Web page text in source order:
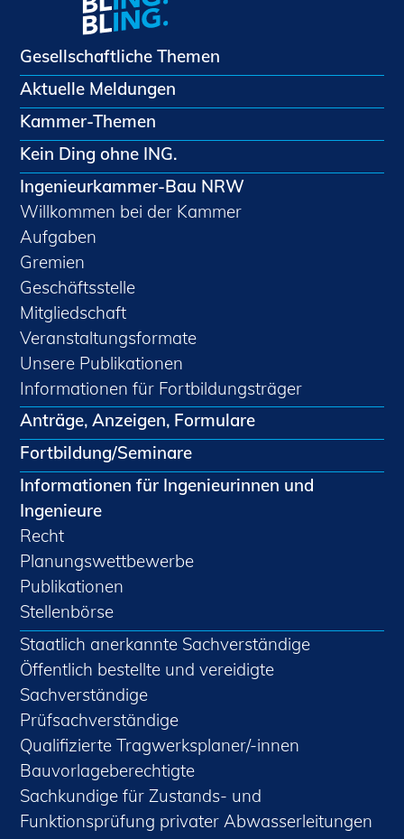
Gesellschaftliche Themen
Aktuelle Meldungen
Kammer-Themen
Kein Ding ohne ING.
Ingenieurkammer-Bau NRW
Willkommen bei der Kammer
Aufgaben
Gremien
Geschäftsstelle
Mitgliedschaft
Veranstaltungsformate
Unsere Publikationen
Informationen für Fortbildungsträger
Anträge, Anzeigen, Formulare
Fortbildung/Seminare
Informationen für Ingenieurinnen und
Ingenieure
Recht
Planungswettbewerbe
Publikationen
Stellenbörse
Staatlich anerkannte Sachverständige
Öffentlich bestellte und vereidigte
Sachverständige
Prüfsachverständige
Qualifizierte Tragwerksplaner/-innen
Bauvorlageberechtigte
Sachkundige für Zustands- und
Funktionsprüfung privater Abwasserleitungen